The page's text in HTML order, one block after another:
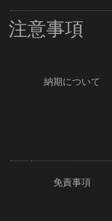
注意事項
納期について
免責事項